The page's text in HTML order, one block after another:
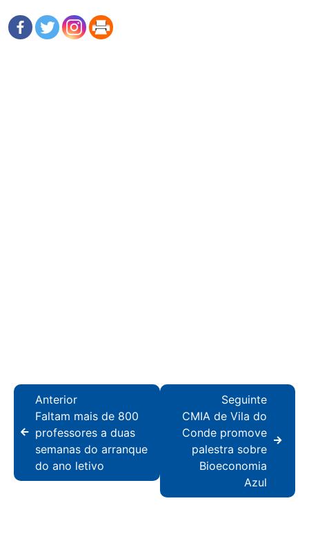
Anterior
Faltam mais de 800
professores a duas
semanas do arranque
do ano letivo
Seguinte
CMIA de Vila do
Conde promove
palestra sobre
Bioeconomia
Azul